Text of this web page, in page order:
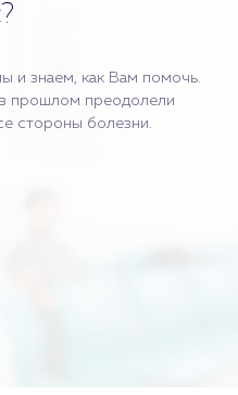
и знаем, как Вам помочь.
прошлом преодолели
стороны болезни.